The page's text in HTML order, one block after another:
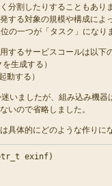
分割したりすることもありま
する対象の規模や構成によ
の一つが「タスク」になり
するサービスコールは以下
生成する）
動する）
いましたが、組み込み機
いので省略しました。
具体的にどのような作りに
exinf)